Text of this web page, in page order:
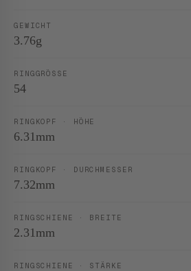
GEWICHT
3.76g
RINGGRÖSSE
54
RINGKOPF · HÖHE
6.31mm
RINGKOPF · DURCHMESSER
7.32mm
RINGSCHIENE · BREITE
2.31mm
RINGSCHIENE · STÄRKE